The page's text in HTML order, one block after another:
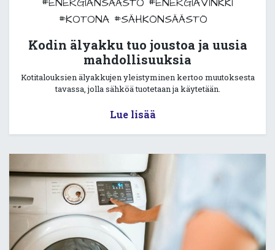
#KOTONA #SÄHKÖNSÄÄSTÖ
Kodin älyakku tuo joustoa ja uusia
mahdollisuuksia
Kotitalouksien älyakkujen yleistyminen kertoo muutoksesta
tavassa, jolla sähköä tuotetaan ja käytetään.
Lue lisää